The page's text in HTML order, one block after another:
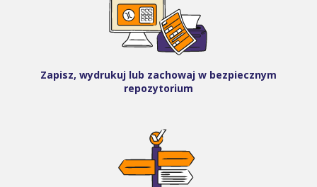
Zapisz, wydrukuj lub zachowaj w bezpiecznym
repozytorium